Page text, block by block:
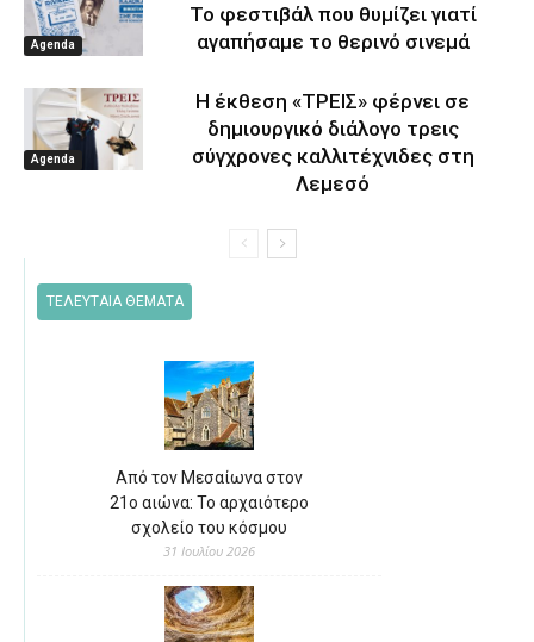
Agenda
Το φεστιβάλ που θυμίζει γιατί
αγαπήσαμε το θερινό σινεμά
Agenda
Η έκθεση «ΤΡΕΙΣ» φέρνει σε
δημιουργικό διάλογο τρεις
σύγχρονες καλλιτέχνιδες στη
Λεμεσό
ΤΕΛΕΥΤΑΙΑ ΘΕΜΑΤΑ
Από τον Μεσαίωνα στον
21ο αιώνα: Το αρχαιότερο
σχολείο του κόσμου
31 Ιουλίου 2026